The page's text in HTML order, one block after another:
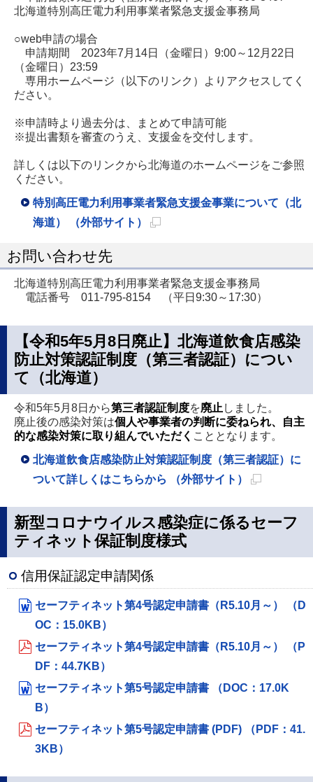
北海道特別高圧電力利用事業者緊急支援金事務局
○web申請の場合
申請期間 2023年7月14日（金曜日）9:00～12月22日
（金曜日）23:59
専用ホームページ（以下のリンク）よりアクセスしてく
ださい。
※申請時より過去分は、まとめて申請可能
※提出書類を審査のうえ、支援金を交付します。
詳しくは以下のリンクから北海道のホームページをご参照
ください。
特別高圧電力利用事業者緊急支援金事業について（北
海道） （外部サイト）
ペ
ー
で
開
ま
す
お問い合わせ先
北海道特別高圧電力利用事業者緊急支援金事務局
電話番号 011-795-8154 （平日9:30～17:30）
【令和5年5月8日廃止】北海道飲食店感染
防止対策認証制度（第三者認証）につい
て（北海道）
令和5年5月8日から第三者認証制度を廃止 しました。
廃止後の感染対策は個人や事業者の判断に委ねられ、自主
的な感染対策に取り組んでいただく こととなります。
北海道飲食店感染防止対策認証制度（第三者認証）に
ついて詳しくはこちらから （外部サイト）
規
開
ま
新型コロナウイルス感染症に係るセーフ
ティネット保証制度様式
信用保証認定申請関係
セーフティネット第4号認定申請書（R5.10月～） （D
OC：15.0KB）
セーフティネット第4号認定申請書（R5.10月～） （P
DF：44.7KB）
セーフティネット第5号認定申請書 （DOC：17.0K
B）
セーフティネット第5号認定申請書 (PDF) （PDF：41.
3KB）